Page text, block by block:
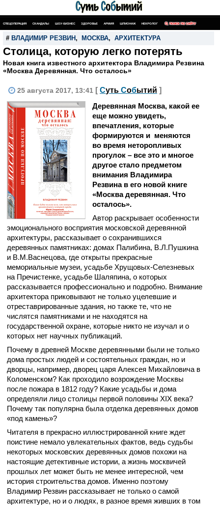
СПЕЦОПЕРАЦИЯ СКАНДАЛЫ ШОУ-БИЗНЕС ЗДОРОВЬЕ АРМИЯ ШПИОНАЖ НЕКРОЛОГ ПОИСК ПО САЙТУ
# ВЛАДИМИР РЕЗВИН , МОСКВА, АРХИТЕКТУРА
Столица, которую легко потерять
Новая книга известного архитектора Владимира Резвина
«Москва Деревянная. Что осталось»
25 августа 2017, 13:41 [ Суть Событий ]
Деревянная Москва, какой ее
еще можно увидеть,
впечатления, которые
формируются и меняются
во время неторопливых
прогулок – все это и многое
другое стало предметом
внимания Владимира
Резвина в его новой книге
«Москва деревянная. Что
осталось».
Автор раскрывает особенности
эмоционального восприятия московской деревянной
архитектуры, рассказывает о сохранившихся
деревянных памятниках: домах Палибина, В.Л.Пушкина
и В.М.Васнецова, где открыты прекрасные
мемориальные музеи, усадьбе Хрущовых-Селезневых
на Пречистенке, усадьбе Шаляпина, о которых
рассказывается профессионально и подробно. Внимание
архитектора приковывают не только уцелевшие и
отреставрированные здания, но также те, что не
числятся памятниками и не находятся на
государственной охране, которые никто не изучал и о
которых нет научных публикаций.
Почему в древней Москве деревянными были не только
дома простых людей и состоятельных граждан, но и
дворцы, например, дворец царя Алексея Михайловича в
Коломенском? Как проходило возрождение Москвы
после пожара в 1812 году? Какие усадьбы и дома
определяли лицо столицы первой половины XIX века?
Почему так популярна была отделка деревянных домов
«под камень»?
Читателя в прекрасно иллюстрированной книге ждет
поистине немало увлекательных фактов, ведь судьбы
некоторых московских деревянных домов похожи на
настоящие детективные истории, а жизнь москвичей
прошлых лет может быть не менее интересной, чем
история строительства домов. Именно поэтому
Владимир Резвин рассказывает не только о самой
архитектуре, но и о людях, в разное время живших в том